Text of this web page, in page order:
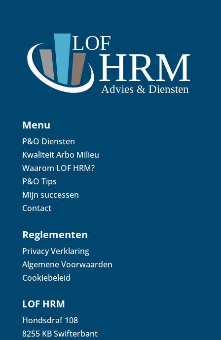
Menu
P&O Diensten
Kwaliteit Arbo Milieu
Waarom LOF HRM?
P&O Tips
Mijn successen
Contact
Reglementen
Privacy Verklaring
Algemene Voorwaarden
Cookiebeleid
LOF HRM
Hondsdraf 108
8255 KB Swifterbant